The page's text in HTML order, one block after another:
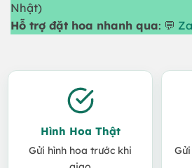
Nhật)
Hỗ trợ đặt hoa nhanh qua: 💬
Hình Hoa Thật
Gửi hình hoa trước khi